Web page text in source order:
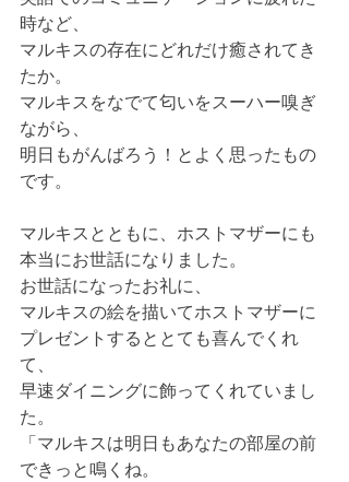
時など、
マルキスの存在にどれだけ癒されてき
たか。
マルキスをなでて匂いをスーハー嗅ぎ
ながら、
明日もがんばろう！とよく思ったもの
です。
マルキスとともに、ホストマザーにも
本当にお世話になりました。
お世話になったお礼に、
マルキスの絵を描いてホストマザーに
プレゼントするととても喜んでくれ
て、
早速ダイニングに飾ってくれていまし
た。
「マルキスは明日もあなたの部屋の前
できっと鳴くね。